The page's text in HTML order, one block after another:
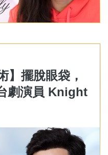
】擺脫眼袋，
劇演員 Knight